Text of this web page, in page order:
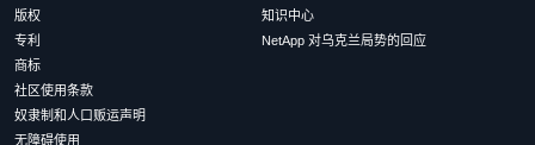
版权
专利
商标
社区使用条款
奴隶制和人口贩运声明
无障碍使用
知识中心
NetApp 对乌克兰局势的回应